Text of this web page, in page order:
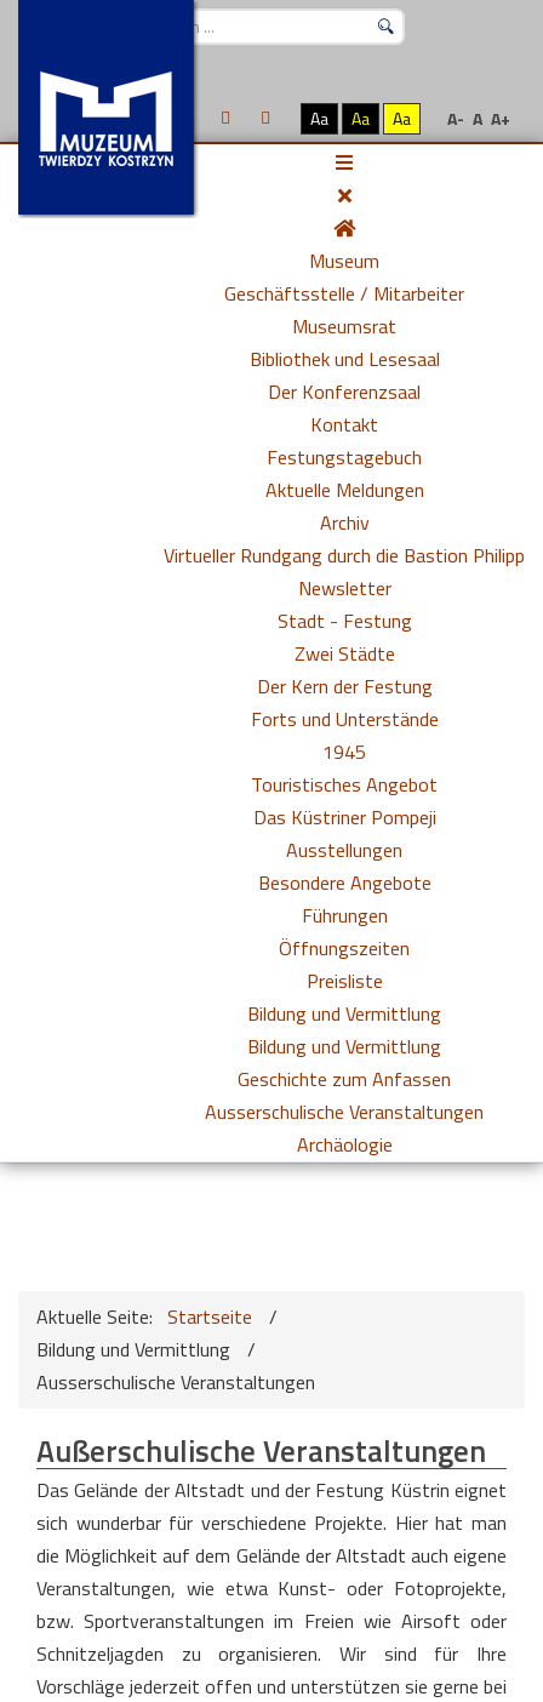
Aa Aa Aa A- A A+
Museum
Geschäftsstelle / Mitarbeiter
Museumsrat
Bibliothek und Lesesaal
Der Konferenzsaal
Kontakt
Festungstagebuch
Aktuelle Meldungen
Archiv
Virtueller Rundgang durch die Bastion Philipp
Newsletter
Stadt - Festung
Zwei Städte
Der Kern der Festung
Forts und Unterstände
1945
Touristisches Angebot
Das Küstriner Pompeji
Ausstellungen
Besondere Angebote
Führungen
Öffnungszeiten
Preisliste
Bildung und Vermittlung
Bildung und Vermittlung
Geschichte zum Anfassen
Ausserschulische Veranstaltungen
Archäologie
Aktuelle Seite: Startseite
/
Bildung und Vermittlung /
Ausserschulische Veranstaltungen
Außerschulische Veranstaltungen
Das Gelände der Altstadt und der Festung Küstrin eignet
sich wunderbar für verschiedene Projekte. Hier hat man
die Möglichkeit auf dem Gelände der Altstadt auch eigene
Veranstaltungen, wie etwa Kunst- oder Fotoprojekte,
bzw. Sportveranstaltungen im Freien wie Airsoft oder
Schnitzeljagden zu organisieren. Wir sind für Ihre
Vorschläge jederzeit offen und unterstützen sie gerne bei